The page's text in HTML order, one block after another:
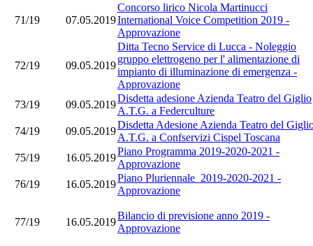
71/19 07.05.2019
Concorso lirico Nicola Martinucci
International Voice Competition 2019 -
Approvazione
72/19 09.05.2019
Ditta Tecno Service di Lucca - Noleggio
gruppo elettrogeno per l' alimentazione di
impianto di illuminazione di emergenza -
Approvazione
73/19
09.05.2019
Disdetta adesione Azienda Teatro del Giglio
A.T.G. a Federculture
74/19
09.05.2019
Disdetta Adesione Azienda Teatro del
A.T.G. a Confservizi Cispel Toscana
75/19
16.05.2019
Piano Programma 2019-2020-2021 -
Approvazione
76/19
16.05.2019
Piano Pluriennale 2019-2020-2021 -
Approvazione
77/19 16.05.2019
Bilancio di previsione anno 2019 -
Approvazione